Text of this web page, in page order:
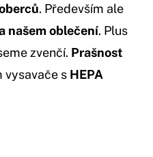
. Především ale
našem oblečení. Plus
zvenčí. Prašnost
vysavače s HEPA